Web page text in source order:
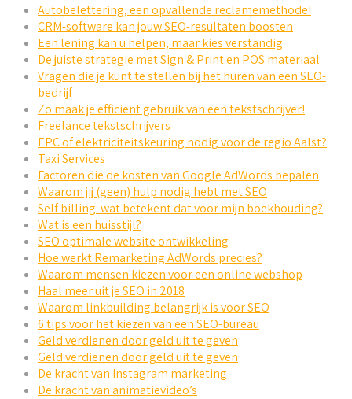
Autobelettering, een opvallende reclamemethode!
CRM-software kan jouw SEO-resultaten boosten
Een lening kan u helpen, maar kies verstandig
De juiste strategie met Sign & Print en POS materiaal
Vragen die je kunt te stellen bij het huren van een SEO-
bedrijf
Zo maak je efficiënt gebruik van een tekstschrijver!
Freelance tekstschrijvers
EPC of elektriciteitskeuring nodig voor de regio Aalst?
Taxi Services
Factoren die de kosten van Google AdWords bepalen
Waarom jij (geen) hulp nodig hebt met SEO
Self billing: wat betekent dat voor mijn boekhouding?
Wat is een huisstijl?
SEO optimale website ontwikkeling
Hoe werkt Remarketing AdWords precies?
Waarom mensen kiezen voor een online webshop
Haal meer uit je SEO in 2018
Waarom linkbuilding belangrijk is voor SEO
6 tips voor het kiezen van een SEO-bureau
Geld verdienen door geld uit te geven
Geld verdienen door geld uit te geven
De kracht van Instagram marketing
De kracht van animatievideo’s